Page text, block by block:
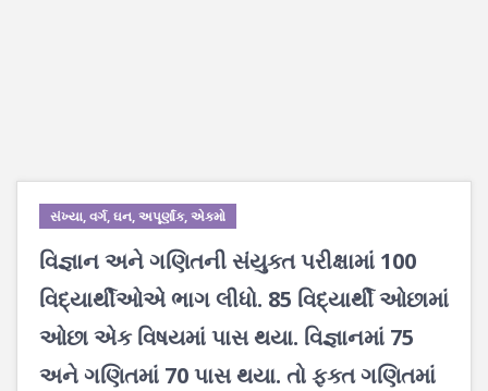
સંખ્યા, વર્ગ, ઘન, અપૂર્ણાંક, એકમો
વિજ્ઞાન અને ગણિતની સંયુક્ત પરીક્ષામાં 100
વિદ્યાર્થીઓએ ભાગ લીધો. 85 વિદ્યાર્થી ઓછામાં
ઓછા એક વિષયમાં પાસ થયા. વિજ્ઞાનમાં 75
અને ગણિતમાં 70 પાસ થયા. તો ફક્ત ગણિતમાં